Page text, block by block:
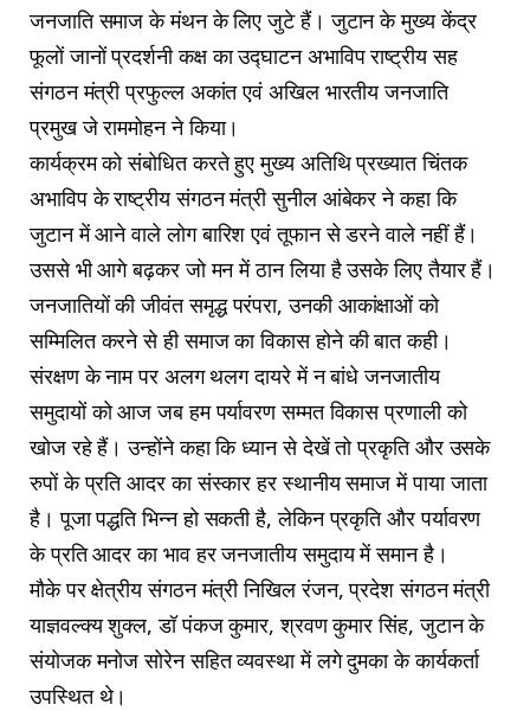
जनजाति समाज के मंथन के लिए जुटे हैं। जुटान के मुख्य केंद्र
फूलों जानों प्रदर्शनी कक्ष का उद्घाटन अभाविप राष्ट्रीय सह
संगठन मंत्री प्रफुल्ल अकांत एवं अखिल भारतीय जनजाति
प्रमुख जे राममोहन ने किया।
कार्यक्रम को संबोधित करते हुए मुख्य अतिथि प्रख्यात चिंतक
अभाविप के राष्ट्रीय संगठन मंत्री सुनील आंबेकर ने कहा कि
जुटान में आने वाले लोग बारिश एवं तूफान से डरने वाले नहीं हैं।
उससे भी आगे बढ़कर जो मन में ठान लिया है उसके लिए तैयार हैं।
जनजातियों की जीवंत समृद्ध परंपरा, उनकी आकांक्षाओं को
सम्मिलित करने से ही समाज का विकास होने की बात कही।
संरक्षण के नाम पर अलग थलग दायरे में न बांधे जनजातीय
समुदायों को आज जब हम पर्यावरण सम्मत विकास प्रणाली को
खोज रहे हैं। उन्होंने कहा कि ध्यान से देखें तो प्रकृति और उसके
रुपों के प्रति आदर का संस्कार हर स्थानीय समाज में पाया जाता
है। पूजा पद्धति भिन्न हो सकती है, लेकिन प्रकृति और पर्यावरण
के प्रति आदर का भाव हर जनजातीय समुदाय में समान है।
मौके पर क्षेत्रीय संगठन मंत्री निखिल रंजन, प्रदेश संगठन मंत्री
याज्ञवल्क्य शुक्ल, डॉ पंकज कुमार, श्रवण कुमार सिंह, जुटान के
संयोजक मनोज सोरेन सहित व्यवस्था में लगे दुमका के कार्यकर्ता
उपस्थित थे।